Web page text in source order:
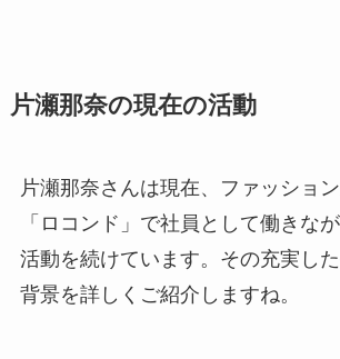
片瀬那奈の現在の活動
片瀬那奈さんは現在、ファッショ
「ロコンド」で社員として働きな
活動を続けています。その充実し
背景を詳しくご紹介しますね。